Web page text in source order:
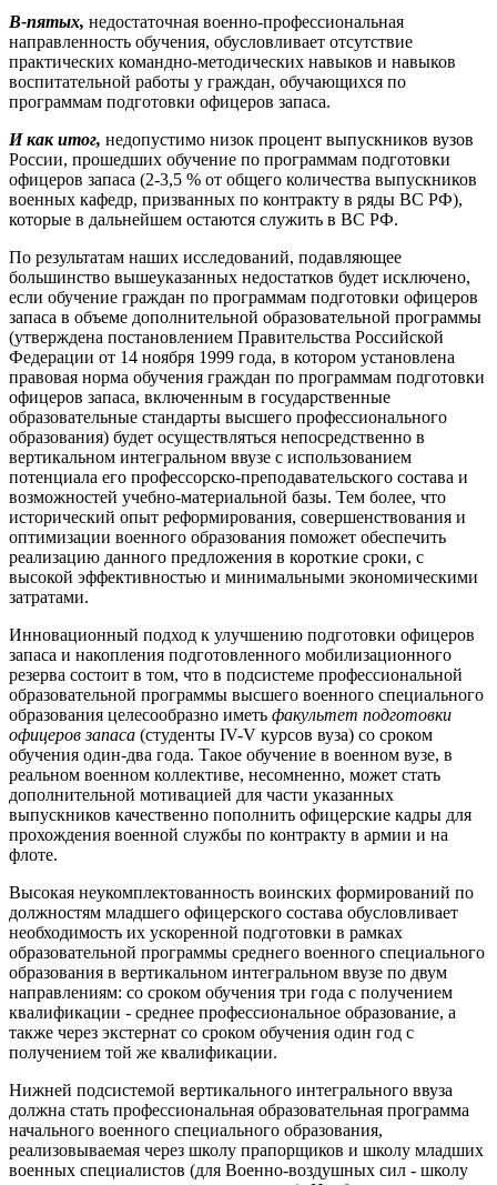
В-пятых, недостаточная военно-профессиональная
направленность обучения, обусловливает отсутствие
практических командно-методических навыков и навыков
воспитательной работы у граждан, обучающихся по
программам подготовки офицеров запаса.
И как итог, недопустимо низок процент выпускников вузов
России, прошедших обучение по программам подготовки
офицеров запаса (2-3,5 % от общего количества выпускников
военных кафедр, призванных по контракту в ряды ВС РФ),
которые в дальнейшем остаются служить в ВС РФ.
По результатам наших исследований, подавляющее
большинство вышеуказанных недостатков будет исключено,
если обучение граждан по программам подготовки офицеров
запаса в объеме дополнительной образовательной программы
(утверждена постановлением Правительства Российской
Федерации от 14 ноября 1999 года, в котором установлена
правовая норма обучения граждан по программам подготовки
офицеров запаса, включенным в государственные
образовательные стандарты высшего профессионального
образования) будет осуществляться непосредственно в
вертикальном интегральном ввузе с использованием
потенциала его профессорско-преподавательского состава и
возможностей учебно-материальной базы. Тем более, что
исторический опыт реформирования, совершенствования и
оптимизации военного образования поможет обеспечить
реализацию данного предложения в короткие сроки, с
высокой эффективностью и минимальными экономическими
затратами.
Инновационный подход к улучшению подготовки офицеров
запаса и накопления подготовленного мобилизационного
резерва состоит в том, что в подсистеме профессиональной
образовательной программы высшего военного специального
образования целесообразно иметь факультет подготовки
офицеров запаса (студенты IV-V курсов вуза) со сроком
обучения один-два года. Такое обучение в военном вузе, в
реальном военном коллективе, несомненно, может стать
дополнительной мотивацией для части указанных
выпускников качественно пополнить офицерские кадры для
прохождения военной службы по контракту в армии и на
флоте.
Высокая неукомплектованность воинских формирований по
должностям младшего офицерского состава обусловливает
необходимость их ускоренной подготовки в рамках
образовательной программы среднего военного специального
образования в вертикальном интегральном ввузе по двум
направлениям: со сроком обучения три года с получением
квалификации - среднее профессиональное образование, а
также через экстернат со сроком обучения один год с
получением той же квалификации.
Нижней подсистемой вертикального интегрального ввуза
должна стать профессиональная образовательная программа
начального военного специального образования,
реализовываемая через школу прапорщиков и школу младших
военных специалистов (для Военно-воздушных сил - школу